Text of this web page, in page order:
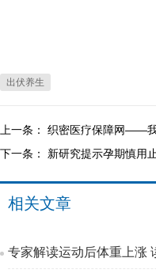
出伏养生
上一条： 织密医疗保障网——
下一条： 新研究提示孕期慎用
相关文章
专家解读运动后体重上涨